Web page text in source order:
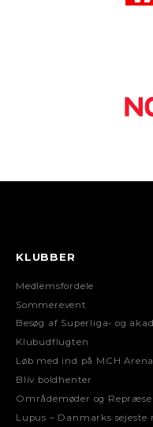
KLUBBER
Medlemsfordele
Sommerevent
Besøg af Superliga- og
Klubudflugten
Løb med ind på MCH Arena
Bliv boldhenter
Områdemøder og
Lupus – Danmarks sejeste